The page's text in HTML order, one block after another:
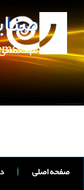
صفحه اصلی